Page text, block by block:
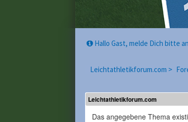
Hallo Gast, melde Dich bitte
Leichtathletikforum.com >
Leichtathletikforum.com
Das angegebene Thema